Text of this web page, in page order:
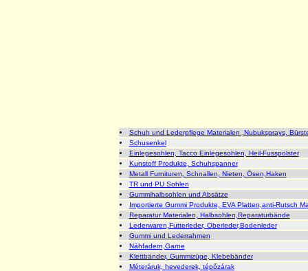
Schuh und Lederpflege Materialen ,Nubuksprays,
Schusenkel
Einlegesohlen, Tacco Einlegesohlen, Heil-Fusspolster
Kunstoff Produkte, Schuhspanner
Metall Furnituren, Schnallen, Nieten, Ösen,Haken
TR und PU Sohlen
Gummihalbsohlen und Absätze
Importierte Gummi Produkte, EVA Platten,anti-Rutsch
Reparatur Materialen, Halbsohlen,Reparaturbände
Lederwaren,Futterleder, Oberleder,Bodenleder
Gummi und Lederrahmen
Nähfadern,Garne
Klettbänder, Gummizüge, Klebebänder
Méteráruk, hevederek, tépőzárak